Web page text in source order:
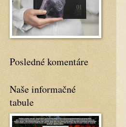
Posledné komentáre
Naše informačné
tabule